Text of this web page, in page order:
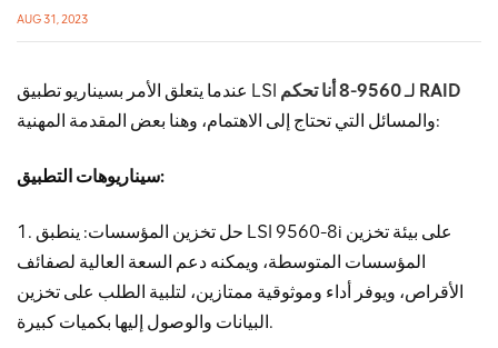
AUG 31, 2023
عندما يتعلق الأمر بسيناريو تطبيق LSI لـ 9560-8 أنا تحكم RAID
والمسائل التي تحتاج إلى الاهتمام، وهنا بعض المقدمة المهنية:
سيناريوهات التطبيق:
1. حل تخزين المؤسسات: ينطبق LSI 9560-8i على بيئة تخزين
المؤسسات المتوسطة، ويمكنه دعم السعة العالية لصفائف
الأقراص، ويوفر أداء وموثوقية ممتازين، لتلبية الطلب على تخزين
البيانات والوصول إليها بكميات كبيرة.